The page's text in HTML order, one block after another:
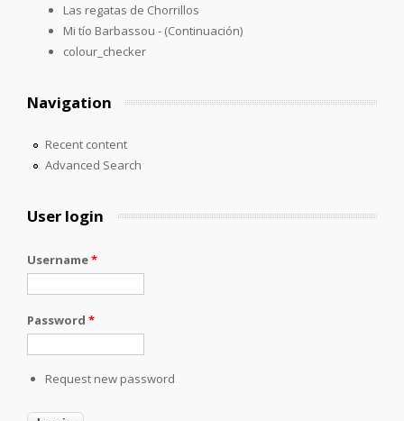
Las regatas de Chorrillos
Mi tío Barbassou - (Continuación)
colour_checker
Navigation
Recent content
Advanced Search
User login
Username*
Password *
Request new password